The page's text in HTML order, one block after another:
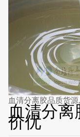
血清分离胶品质货
血清分
价优